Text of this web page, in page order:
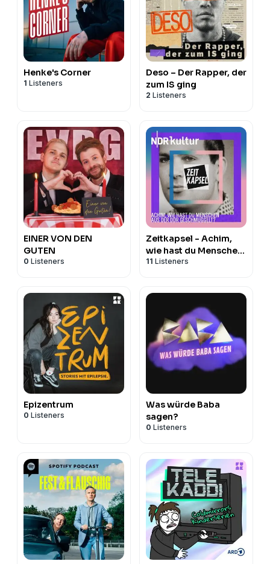
Henke's Corner
1 Listeners
Deso – Der Rapper, der
zum IS ging
2 Listeners
EINER VON DEN
GUTEN
0 Listeners
Zeitkapsel - Achim,
wie hast du Menschen
aus der DDR
11 Listeners
Epizentrum
0 Listeners
Was würde Baba
sagen?
0 Listeners